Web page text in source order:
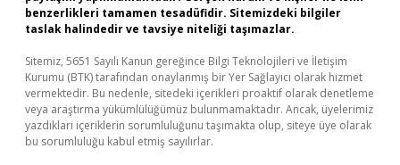
benzerlikleri tamamen tesadüfidir. Sitemizdeki bilgiler
taslak halindedir ve tavsiye niteliği taşımazlar.
Sitemiz, 5651 Sayılı Kanun gereğince Bilgi Teknolojileri ve İletişim
Kurumu (BTK) tarafından onaylanmış bir Yer Sağlayıcı olarak hizmet
vermektedir. Bu nedenle, sitedeki içerikleri proaktif olarak denetleme
veya araştırma yükümlülüğümüz bulunmamaktadır. Ancak, üyelerimiz
yazdıkları içeriklerin sorumluluğunu taşımakta olup, siteye üye olarak
bu sorumluluğu kabul etmiş sayılırlar.